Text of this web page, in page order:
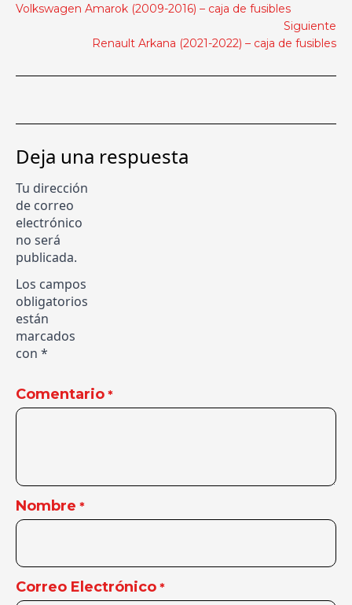
Volkswagen Amarok (2009-2016) – caja de fusibles
Siguiente
Renault Arkana (2021-2022) – caja de fusibles
Deja una respuesta
Tu dirección
de correo
electrónico
no será
publicada.
Los campos
obligatorios
están
marcados
con *
Comentario *
Nombre *
Correo Electrónico *